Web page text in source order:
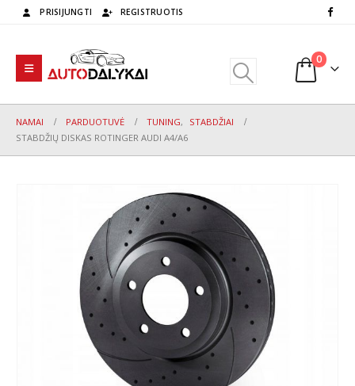
PRISIJUNGTI REGISTRUOTIS
0
NAMAI PARDUOTUVĖ TUNING,
STABDŽIAI
STABDŽIŲ DISKAS ROTINGER AUDI A4/A6